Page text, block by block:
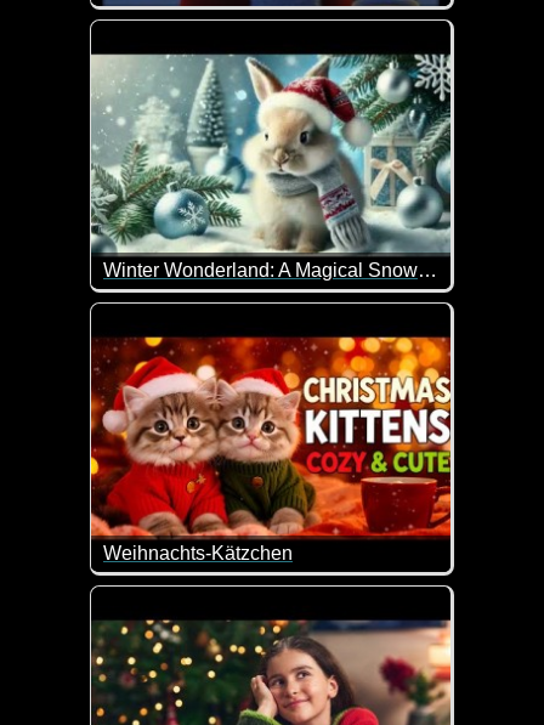
Merry Christmas vom niedlichen Bärchen. Das
Winter Wonderland: A Magical Snowy Forest Ready for Christmas
Wenn das kein wunderschön gemachtes
Weihnachts-Kätzchen
Dieses niedliche KI-Video mit den